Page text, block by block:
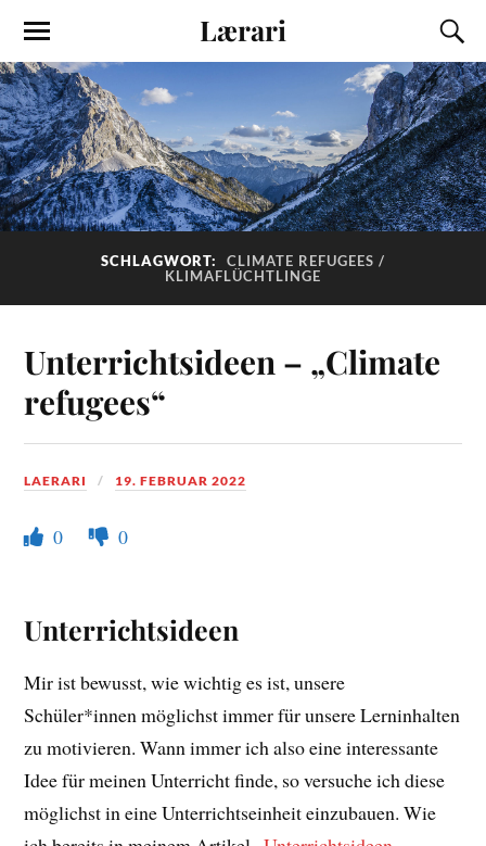
Lærari
SCHLAGWORT:
CLIMATE REFUGEES /
KLIMAFLÜCHTLINGE
Unterrichtsideen – „Climate
refugees“
LAERARI 19. FEBRUAR 2022
0 0
Unterrichtsideen
Mir ist bewusst, wie wichtig es ist, unsere
Schüler*innen möglichst immer für unsere Lerninhalten
zu motivieren. Wann immer ich also eine interessante
Idee für meinen Unterricht finde, so versuche ich diese
möglichst in eine Unterrichtseinheit einzubauen. Wie